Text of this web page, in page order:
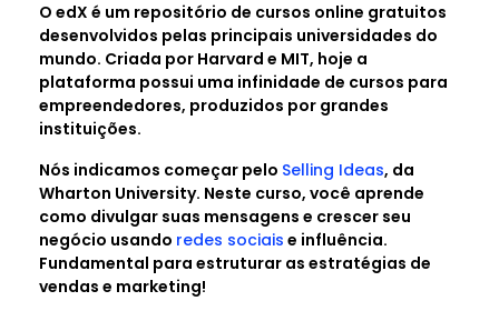
O edX é um repositório de cursos online gratuitos
desenvolvidos pelas principais universidades do
mundo. Criada por Harvard e MIT, hoje a
plataforma possui uma infinidade de cursos para
empreendedores, produzidos por grandes
instituições.
Nós indicamos começar pelo Selling Ideas, da
Wharton University. Neste curso, você aprende
como divulgar suas mensagens e crescer seu
negócio usando redes sociais e influência.
Fundamental para estruturar as estratégias de
vendas e marketing!